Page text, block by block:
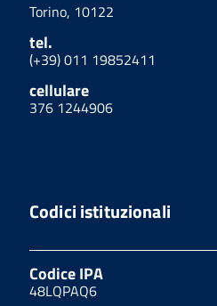
Torino, 10122
tel.
(+39) 011 19852411
cellulare
376 1244906
Codici istituzionali
Codice IPA
48LQPAQ6